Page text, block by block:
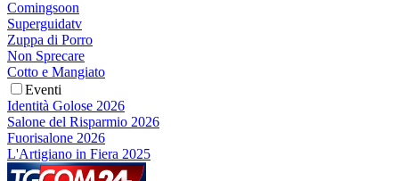
Comingsoon
Superguidatv
Zuppa di Porro
Non Sprecare
Cotto e Mangiato
Eventi
Identità Golose 2026
Salone del Risparmio 2026
Fuorisalone 2026
L'Artigiano in Fiera 2025